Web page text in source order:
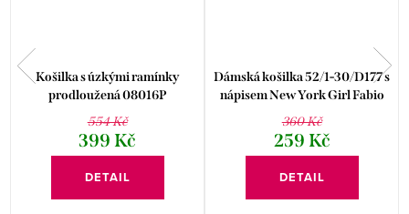
Košilka s úzkými ramínky
prodloužená 08016P
554 Kč
399 Kč
DETAIL
Dámská košilka 52/1-30/D177 s
nápisem New York Girl Fabio
360 Kč
259 Kč
DETAIL